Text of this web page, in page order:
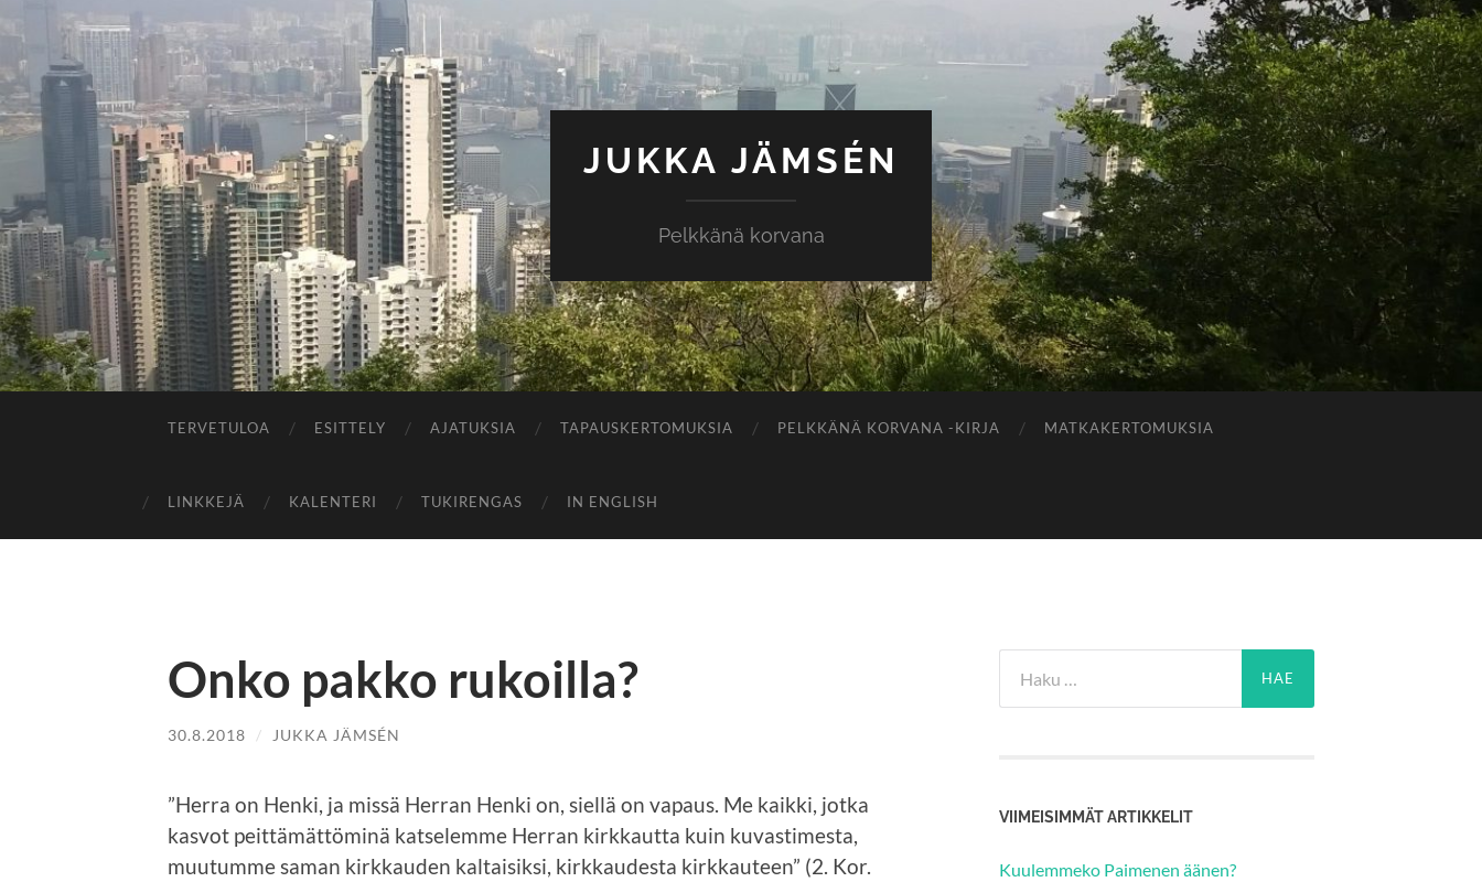
JUKKA JÄMSÉN
Pelkkänä korvana
TERVETULOA ESITTELY AJATUKSIA TAPAUSKERTOMUKSIA PELKKÄNÄ KORVANA -KIRJA MATKAKERTOMUKSIA
LINKKEJÄ KALENTERI TUKIRENGAS IN ENGLISH
Onko pakko rukoilla?
30.8.2018 / JUKKA JÄMSÉN
”Herra on Henki, ja missä Herran Henki on, siellä on vapaus. Me kaikki, jotka
kasvot peittämättöminä katselemme Herran kirkkautta kuin kuvastimesta,
muutumme saman kirkkauden kaltaisiksi, kirkkaudesta kirkkauteen” (2. Kor.
VIIMEISIMMÄT ARTIKKELIT
Kuulemmeko Paimenen äänen?